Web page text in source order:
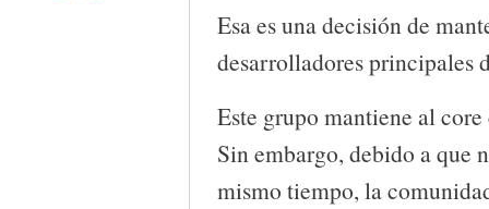
Esa es una decisión de
desarrolladores principales
Este grupo mantiene al
Sin embargo, debido a que
mismo tiempo, la